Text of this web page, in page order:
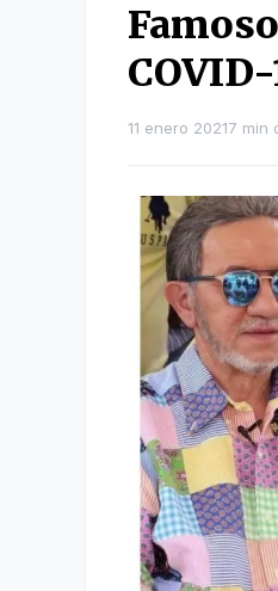
COVID-
11 enero 20217 min